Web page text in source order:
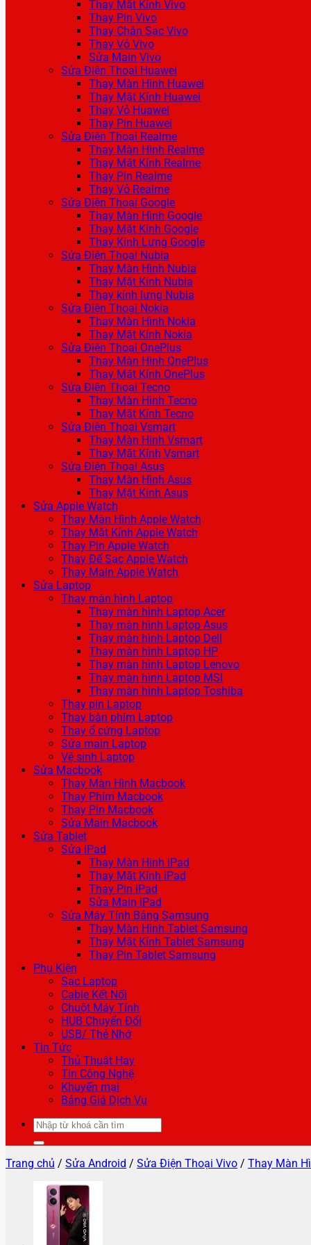
Thay Mặt Kính Vivo
Thay Pin Vivo
Thay Chân Sạc Vivo
Thay Vỏ Vivo
Sửa Main Vivo
Sửa Điện Thoại Huawei
Thay Màn Hình Huawei
Thay Mặt Kính Huawei
Thay Vỏ Huawei
Thay Pin Huawei
Sửa Điện Thoại Realme
Thay Màn Hình Realme
Thay Mặt Kính Realme
Thay Pin Realme
Thay Vỏ Realme
Sửa Điện Thoại Google
Thay Màn Hình Google
Thay Mặt Kính Google
Thay Kính Lưng Google
Sửa Điện Thoại Nubia
Thay Màn Hình Nubia
Thay Mặt Kính Nubia
Thay kính lưng Nubia
Sửa Điện Thoại Nokia
Thay Màn Hình Nokia
Thay Mặt Kính Nokia
Sửa Điện Thoại OnePlus
Thay Màn Hình OnePlus
Thay Mặt Kính OnePlus
Sửa Điện Thoại Tecno
Thay Màn Hình Tecno
Thay Mặt Kính Tecno
Sửa Điện Thoại Vsmart
Thay Màn Hình Vsmart
Thay Mặt Kính Vsmart
Sửa Điện Thoại Asus
Thay Màn Hình Asus
Thay Mặt Kính Asus
Sửa Apple Watch
Thay Màn Hình Apple Watch
Thay Mặt Kính Apple Watch
Thay Pin Apple Watch
Thay Đế Sạc Apple Watch
Thay Main Apple Watch
Sửa Laptop
Thay màn hình Laptop
Thay màn hình Laptop Acer
Thay màn hình Laptop Asus
Thay màn hình Laptop Dell
Thay màn hình Laptop HP
Thay màn hình Laptop Lenovo
Thay màn hình Laptop MSI
Thay màn hình Laptop Toshiba
Thay pin Laptop
Thay bàn phím Laptop
Thay ổ cứng Laptop
Sửa main Laptop
Vệ sinh Laptop
Sửa Macbook
Thay Màn Hình Macbook
Thay Phím Macbook
Thay Pin Macbook
Sửa Main Macbook
Sửa Tablet
Sửa iPad
Thay Màn Hình iPad
Thay Mặt Kính iPad
Thay Pin iPad
Sửa Main iPad
Sửa Máy Tính Bảng Samsung
Thay Màn Hình Tablet Samsung
Thay Mặt Kính Tablet Samsung
Thay Pin Tablet Samsung
Phụ Kiện
Sạc Laptop
Cable Kết Nối
Chuột Máy Tính
HUB Chuyển Đổi
USB/ Thẻ Nhớ
Tin Tức
Thủ Thuật Hay
Tin Công Nghệ
Khuyến mại
Bảng Giá Dịch Vụ
Tìm
kiếm:
Trang chủ / Sửa Android / Sửa Điện Thoại Vivo / Thay Màn